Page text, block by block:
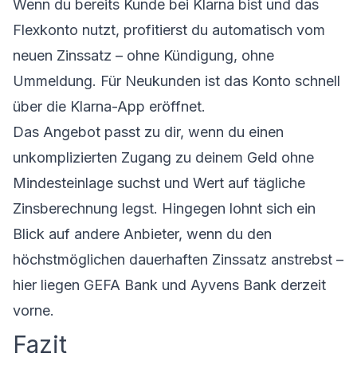
Wenn du bereits Kunde bei Klarna bist und das
Flexkonto nutzt, profitierst du automatisch vom
neuen Zinssatz – ohne Kündigung, ohne
Ummeldung. Für Neukunden ist das Konto schnell
über die Klarna-App eröffnet.
Das Angebot passt zu dir, wenn du einen
unkomplizierten Zugang zu deinem Geld ohne
Mindesteinlage suchst und Wert auf tägliche
Zinsberechnung legst. Hingegen lohnt sich ein
Blick auf andere Anbieter, wenn du den
höchstmöglichen dauerhaften Zinssatz anstrebst –
hier liegen GEFA Bank und Ayvens Bank derzeit
vorne.
Fazit